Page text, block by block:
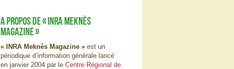
A PROPOS DE « INRA MEKNÈS
MAGAZINE »
« INRA Meknès Magazine » est un
périodique d’information générale lancé
en janvier 2004 par le Centre Régional de